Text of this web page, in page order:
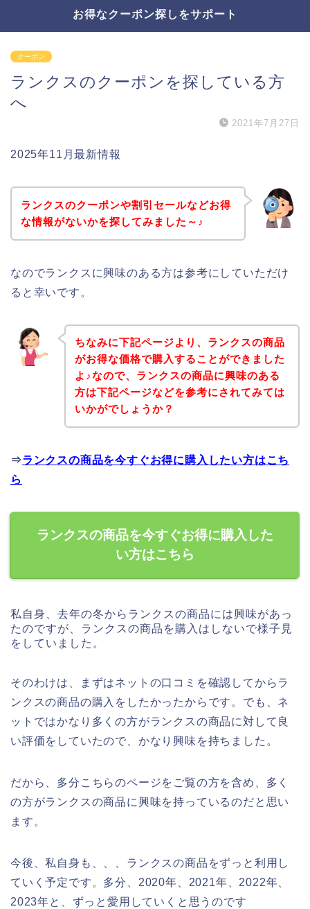
お得なクーポン探しをサポート
クーポン
ランクスのクーポンを探している方
へ
2021年7月27日
2025年11月最新情報
ランクスのクーポンや割引セールなどお得
な情報がないかを探してみました～♪
なのでランクスに興味のある方は参考にしていただけ
ると幸いです。
ちなみに下記ページより、ランクスの商品
がお得な価格で購入することができました
よ♪なので、ランクスの商品に興味のある
方は下記ページなどを参考にされてみては
いかがでしょうか？
⇒ランクスの商品を今すぐお得に購入したい方はこち
ら
ランクスの商品を今すぐお得に購入した
い方はこちら
私自身、去年の冬からランクスの商品には興味があっ
たのですが、ランクスの商品を購入はしないで様子見
をしていました。
そのわけは、まずはネットの口コミを確認してからラ
ンクスの商品の購入をしたかったからです。でも、ネ
ットではかなり多くの方がランクスの商品に対して良
い評価をしていたので、かなり興味を持ちました。
だから、多分こちらのページをご覧の方を含め、多く
の方がランクスの商品に興味を持っているのだと思い
ます。
今後、私自身も、、、ランクスの商品をずっと利用し
ていく予定です。多分、2020年、2021年、2022年、
2023年と、ずっと愛用していくと思うのです